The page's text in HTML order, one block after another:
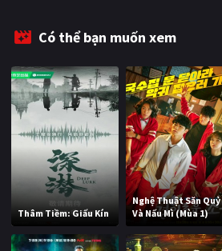
BLOGCó thể bạn muốn xem
Thâm Tiềm: Giấu Kín
Nghệ Thuật Săn Quỷ
Và Nấu Mì (Mùa 1)